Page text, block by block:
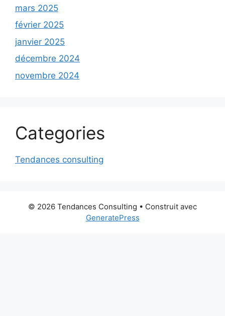
mars 2025
février 2025
janvier 2025
décembre 2024
novembre 2024
Categories
Tendances consulting
© 2026 Tendances Consulting • Construit avec
GeneratePress